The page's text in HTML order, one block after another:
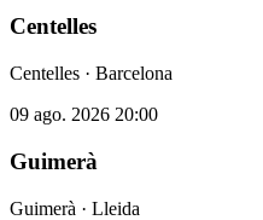
Centelles
Centelles · Barcelona
09 ago. 2026 20:00
Guimerà
Guimerà · Lleida